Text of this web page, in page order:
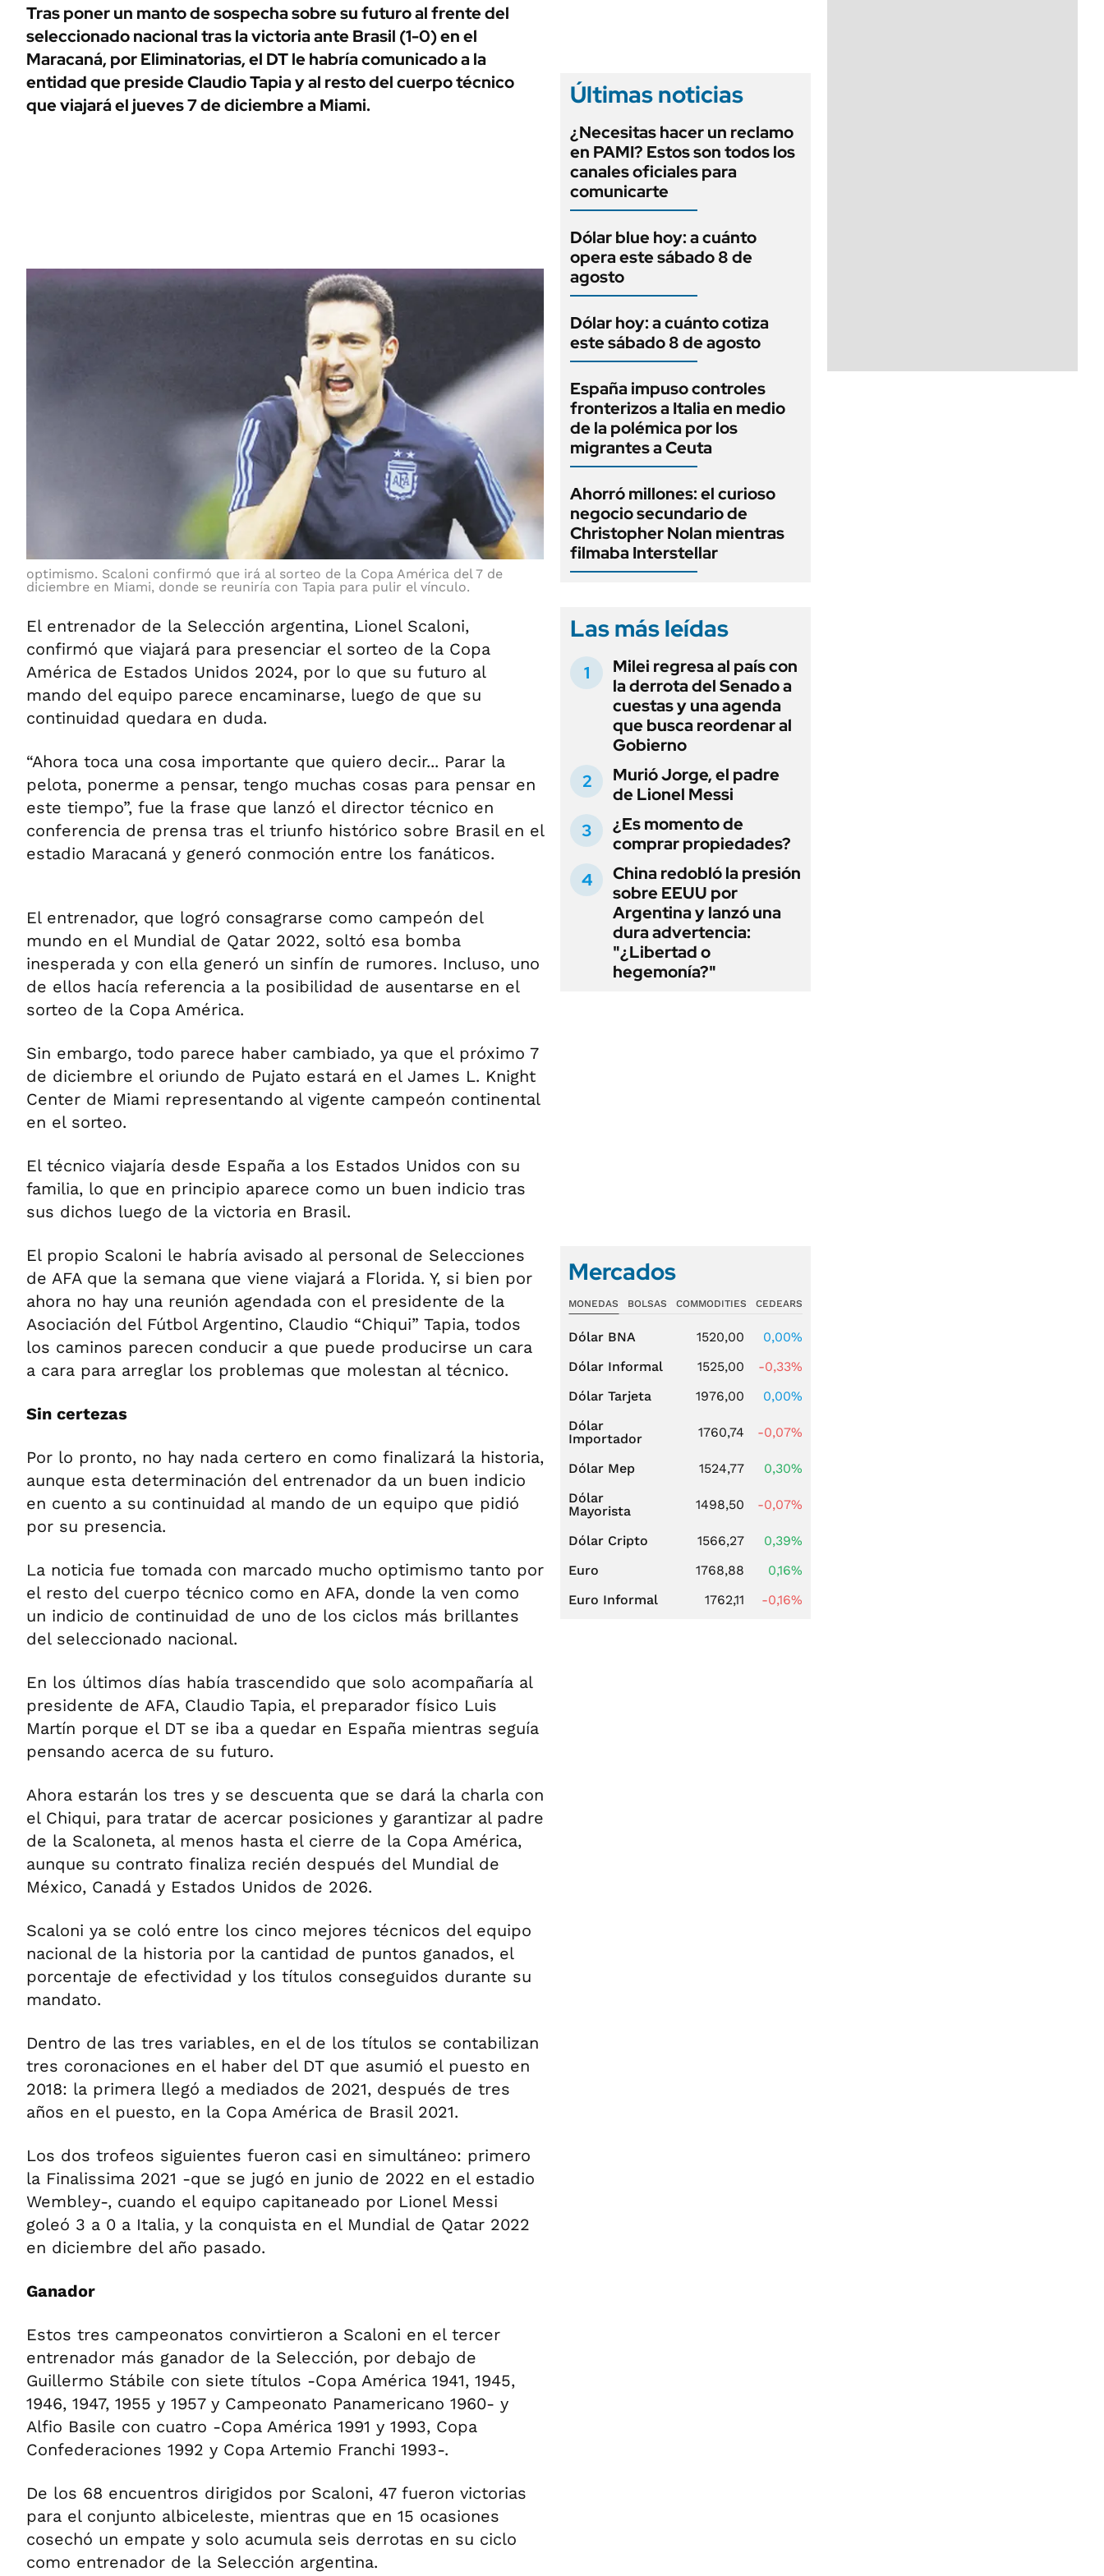
ÁMBITO DEBATE
MEDIAKIT AMBITO DEBATE
Municipios
URUGUAY
LIFESTYLE
AUTOS
Tras poner un manto de sospecha sobre su futuro al frente del
seleccionado nacional tras la victoria ante Brasil (1-0) en el
Maracaná, por Eliminatorias, el DT le habría comunicado a la
entidad que preside Claudio Tapia y al resto del cuerpo técnico
que viajará el jueves 7 de diciembre a Miami.
optimismo. Scaloni confirmó que irá al sorteo de la Copa América del 7 de
diciembre en Miami, donde se reuniría con Tapia para pulir el vínculo.
El entrenador de la Selección argentina, Lionel Scaloni,
confirmó que viajará para presenciar el sorteo de la Copa
América de Estados Unidos 2024, por lo que su futuro al
mando del equipo parece encaminarse, luego de que su
continuidad quedara en duda.
“Ahora toca una cosa importante que quiero decir... Parar la
pelota, ponerme a pensar, tengo muchas cosas para pensar en
este tiempo”, fue la frase que lanzó el director técnico en
conferencia de prensa tras el triunfo histórico sobre Brasil en el
estadio Maracaná y generó conmoción entre los fanáticos.
El entrenador, que logró consagrarse como campeón del
mundo en el Mundial de Qatar 2022, soltó esa bomba
inesperada y con ella generó un sinfín de rumores. Incluso, uno
de ellos hacía referencia a la posibilidad de ausentarse en el
sorteo de la Copa América.
Sin embargo, todo parece haber cambiado, ya que el próximo 7
de diciembre el oriundo de Pujato estará en el James L. Knight
Center de Miami representando al vigente campeón continental
en el sorteo.
El técnico viajaría desde España a los Estados Unidos con su
familia, lo que en principio aparece como un buen indicio tras
sus dichos luego de la victoria en Brasil.
El propio Scaloni le habría avisado al personal de Selecciones
de AFA que la semana que viene viajará a Florida. Y, si bien por
ahora no hay una reunión agendada con el presidente de la
Asociación del Fútbol Argentino, Claudio “Chiqui” Tapia, todos
los caminos parecen conducir a que puede producirse un cara
a cara para arreglar los problemas que molestan al técnico.
Sin certezas
Por lo pronto, no hay nada certero en como finalizará la historia,
aunque esta determinación del entrenador da un buen indicio
en cuento a su continuidad al mando de un equipo que pidió
por su presencia.
La noticia fue tomada con marcado mucho optimismo tanto por
el resto del cuerpo técnico como en AFA, donde la ven como
un indicio de continuidad de uno de los ciclos más brillantes
del seleccionado nacional.
En los últimos días había trascendido que solo acompañaría al
presidente de AFA, Claudio Tapia, el preparador físico Luis
Martín porque el DT se iba a quedar en España mientras seguía
pensando acerca de su futuro.
Ahora estarán los tres y se descuenta que se dará la charla con
el Chiqui, para tratar de acercar posiciones y garantizar al padre
de la Scaloneta, al menos hasta el cierre de la Copa América,
aunque su contrato finaliza recién después del Mundial de
México, Canadá y Estados Unidos de 2026.
Scaloni ya se coló entre los cinco mejores técnicos del equipo
nacional de la historia por la cantidad de puntos ganados, el
porcentaje de efectividad y los títulos conseguidos durante su
mandato.
Dentro de las tres variables, en el de los títulos se contabilizan
tres coronaciones en el haber del DT que asumió el puesto en
2018: la primera llegó a mediados de 2021, después de tres
años en el puesto, en la Copa América de Brasil 2021.
Los dos trofeos siguientes fueron casi en simultáneo: primero
la Finalissima 2021 -que se jugó en junio de 2022 en el estadio
Wembley-, cuando el equipo capitaneado por Lionel Messi
goleó 3 a 0 a Italia, y la conquista en el Mundial de Qatar 2022
en diciembre del año pasado.
Ganador
Estos tres campeonatos convirtieron a Scaloni en el tercer
entrenador más ganador de la Selección, por debajo de
Guillermo Stábile con siete títulos -Copa América 1941, 1945,
1946, 1947, 1955 y 1957 y Campeonato Panamericano 1960- y
Alfio Basile con cuatro -Copa América 1991 y 1993, Copa
Confederaciones 1992 y Copa Artemio Franchi 1993-.
De los 68 encuentros dirigidos por Scaloni, 47 fueron victorias
para el conjunto albiceleste, mientras que en 15 ocasiones
cosechó un empate y solo acumula seis derrotas en su ciclo
como entrenador de la Selección argentina.
Últimas noticias
¿Necesitas hacer un reclamo
en PAMI? Estos son todos los
canales oficiales para
comunicarte
Dólar blue hoy: a cuánto
opera este sábado 8 de
agosto
Dólar hoy: a cuánto cotiza
este sábado 8 de agosto
España impuso controles
fronterizos a Italia en medio
de la polémica por los
migrantes a Ceuta
Ahorró millones: el curioso
negocio secundario de
Christopher Nolan mientras
filmaba Interstellar
Las más leídas
Milei regresa al país con
la derrota del Senado a
cuestas y una agenda
que busca reordenar al
Gobierno
Murió Jorge, el padre
de Lionel Messi
¿Es momento de
comprar propiedades?
China redobló la presión
sobre EEUU por
Argentina y lanzó una
dura advertencia:
"¿Libertad o
hegemonía?"
Mercados
MONEDAS BOLSAS COMMODITIES CEDEARS
Dólar BNA 1520,00
0,00%
Dólar Informal
1525,00
-0,33%
Dólar Tarjeta
1976,00
0,00%
Dólar
Importador
1760,74 -0,07%
Dólar Mep 1524,77
0,30%
Dólar
Mayorista
1498,50 -0,07%
Dólar Cripto 1566,27
0,39%
Euro
1768,88
0,16%
Euro Informal
1762,11 -0,16%